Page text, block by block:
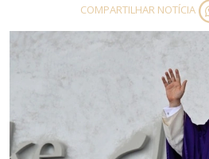
COMPARTILHAR NOTÍCIA